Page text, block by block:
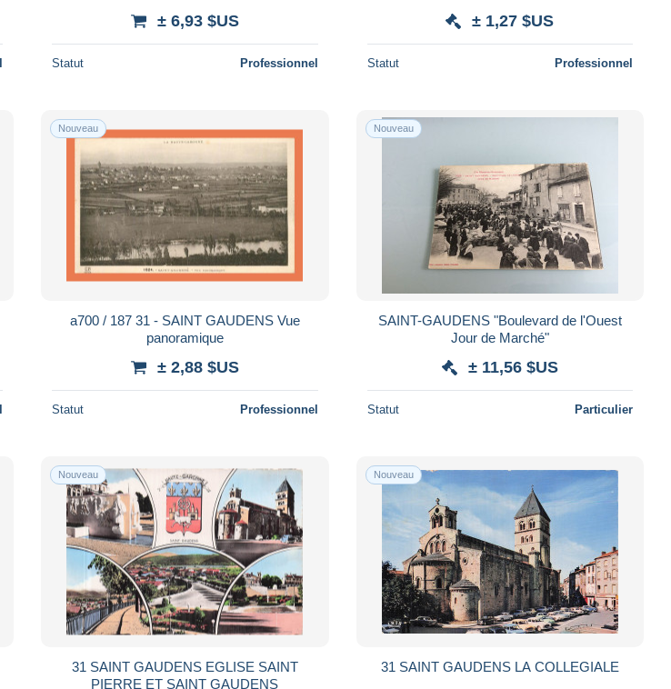
± 6,93 $US
Statut Professionnel
± 1,27 $US
Statut Professionnel
Nouveau
a700 / 187 31 - SAINT GAUDENS Vue
panoramique
± 2,88 $US
Statut Professionnel
Nouveau
SAINT-GAUDENS "Boulevard de l'Ouest
Jour de Marché"
± 11,56 $US
Statut Particulier
Nouveau
31 SAINT GAUDENS EGLISE SAINT
PIERRE ET SAINT GAUDENS
Nouveau
31 SAINT GAUDENS LA COLLEGIALE